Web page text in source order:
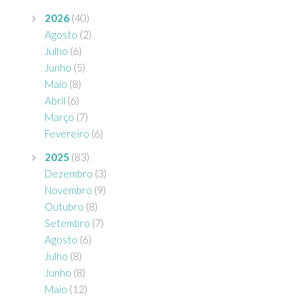
2026 (40)
Agosto (2)
Julho (6)
Junho (5)
Maio (8)
Abril (6)
Março (7)
Fevereiro (6)
2025 (83)
Dezembro (3)
Novembro (9)
Outubro (8)
Setembro (7)
Agosto (6)
Julho (8)
Junho (8)
Maio (12)